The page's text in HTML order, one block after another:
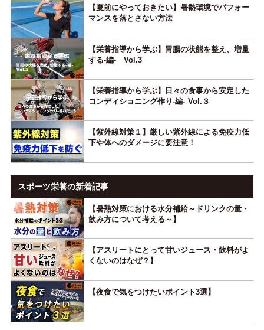
【夏前にやっておきたい】暑熱環境でパフォー
マンスを落とさない方法
【栄養指導から学ぶ】胃腸の状態を整え、増量
する-編- Vol.3
【栄養指導から学ぶ】日々の食事から安定した
コンディショニング作り-編- Vol.３
【紫外線対策１】厳しい紫外線による免疫力低
下や体へのダメージに要注意！
スポーツ栄養の新着記事
【暑熱対策における水分補給～ドリンクの量・
飲み方について考える～】
【アスリートにとって甘いジュース・飲料がよ
くないのはなぜ？】
【夜食で気をつけたいポイント3選】